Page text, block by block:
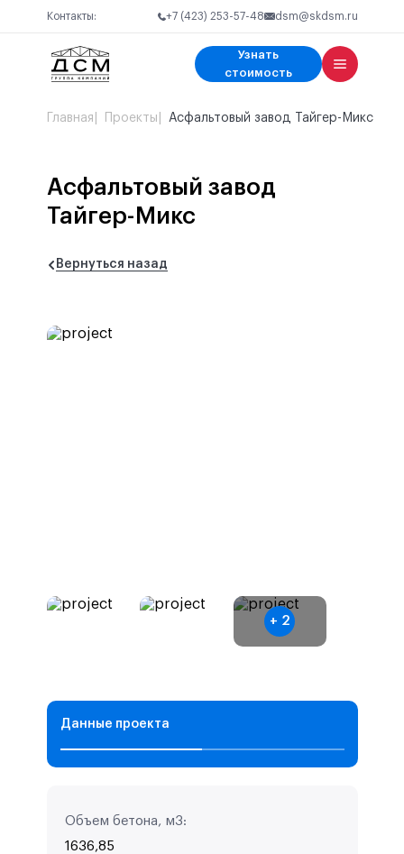
Контакты: +7 (423) 253-57-48 dsm@skdsm.ru
Узнать
стоимость
Узнать стоимость
Телефон
Главная Проекты Асфальтовый завод Тайгер-Микс
Асфальтовый завод
Тайгер-Микс
Вернуться назад
+ 2
Данные проекта
Объем бетона, м3:
1636,85
Связаться с нами
Спасибо за заявку!